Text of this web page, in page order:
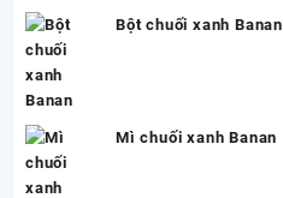
Bột chuối xanh Banan
Mì chuối xanh Banan